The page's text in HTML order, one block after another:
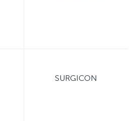
SURGICON